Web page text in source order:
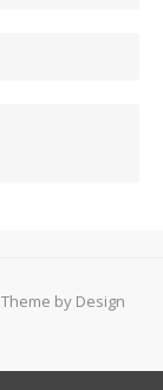
Theme by Design